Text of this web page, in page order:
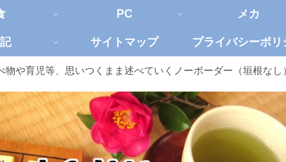
物や育児等、思いつくまま述べていくノーボーダー（垣根なし
PC メカ
サイトマップ プライバシーポリ